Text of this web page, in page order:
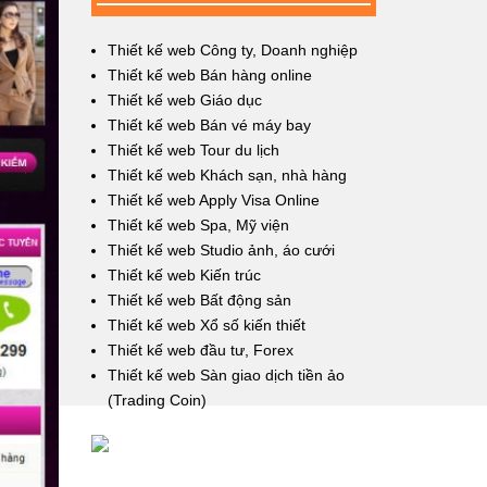
Thiết kế web Công ty, Doanh nghiệp
Thiết kế web Bán hàng online
Thiết kế web Giáo dục
Thiết kế web Bán vé máy bay
Thiết kế web Tour du lịch
Thiết kế web Khách sạn, nhà hàng
Thiết kế web Apply Visa Online
Thiết kế web Spa, Mỹ viện
Thiết kế web Studio ảnh, áo cưới
Thiết kế web Kiến trúc
Thiết kế web Bất động sản
Thiết kế web Xổ số kiến thiết
Thiết kế web đầu tư, Forex
Thiết kế web Sàn giao dịch tiền ảo
(Trading Coin)